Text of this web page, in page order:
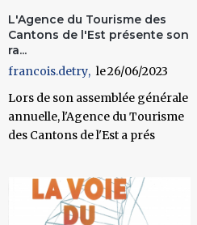
L'Agence du Tourisme des
Cantons de l'Est présente son
ra...
francois.detry
26/06/2023
Lors de son assemblée générale
annuelle, l'Agence du Tourisme
des Cantons de l'Est a prés